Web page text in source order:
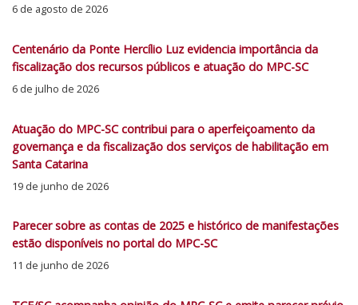
6 de agosto de 2026
Centenário da Ponte Hercílio Luz evidencia importância da
fiscalização dos recursos públicos e atuação do MPC-SC
6 de julho de 2026
Atuação do MPC-SC contribui para o aperfeiçoamento da
governança e da fiscalização dos serviços de habilitação em
Santa Catarina
19 de junho de 2026
Parecer sobre as contas de 2025 e histórico de manifestações
estão disponíveis no portal do MPC-SC
11 de junho de 2026